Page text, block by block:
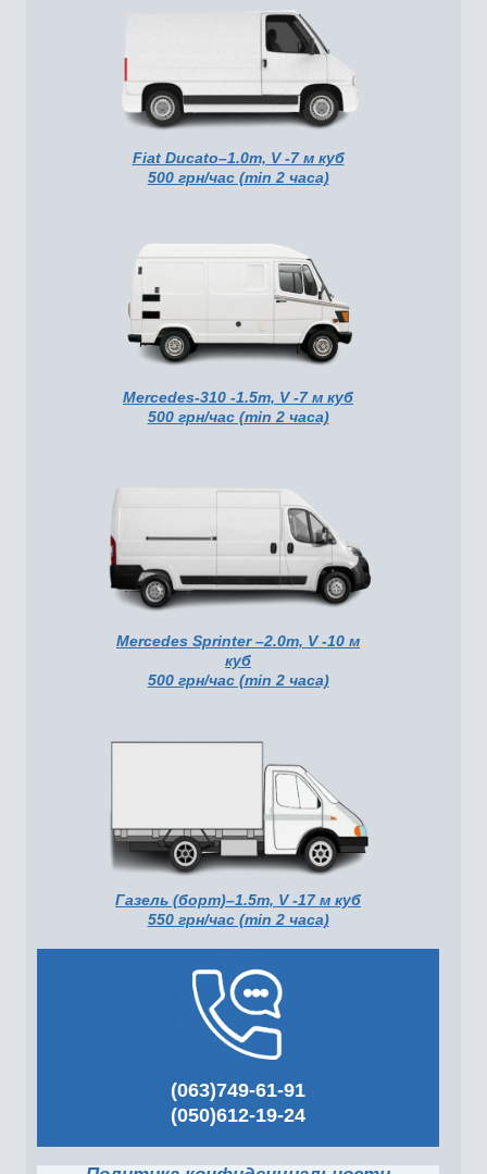
Fiat Ducato–1.0т, V -7 м куб
500 грн/час (min 2 часа)
Mercedes-310 -1.5т, V -7 м куб
500 грн/час (min 2 часа)
Mercedes Sprinter –2.0т, V -10 м
куб
500 грн/час (min 2 часа)
Газель (борт)–1.5т, V -17 м куб
550 грн/час (min 2 часа)
(063)749-61-91
(050)612-19-24